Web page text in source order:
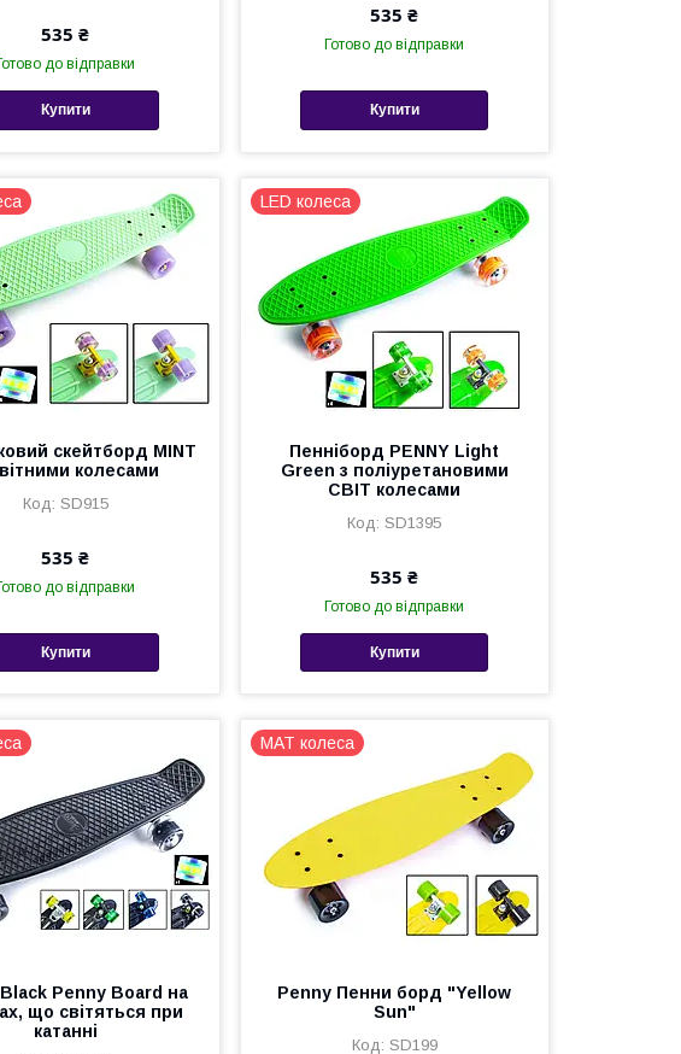
535 ₴
до відправки
Купити
535 ₴
Готово до відправки
Купити
скейтборд MINT
колесами
SD915
535 ₴
до відправки
Купити
LED колеса
Пенніборд PENNY Light
Green з поліуретановими
СВІТ колесами
SD1395
535 ₴
Готово до відправки
Купити
Penny Board на
що світяться при
катанні
MAT колеса
Penny Пенни борд "Yellow
Sun"
SD199